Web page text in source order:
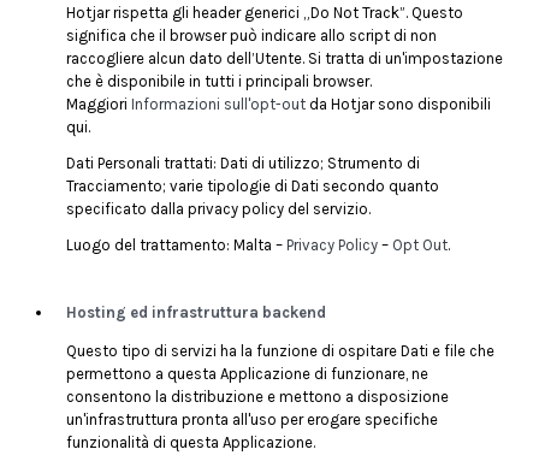
Hotjar rispetta gli header generici „Do Not Track”. Questo
significa che il browser può indicare allo script di non
raccogliere alcun dato dell’Utente. Si tratta di un'impostazione
che è disponibile in tutti i principali browser.
Maggiori Informazioni sull'opt-out da Hotjar sono disponibili
qui.
Dati Personali trattati: Dati di utilizzo; Strumento di
Tracciamento; varie tipologie di Dati secondo quanto
specificato dalla privacy policy del servizio.
Luogo del trattamento: Malta – Privacy Policy – Opt Out.
Hosting ed infrastruttura backend
Questo tipo di servizi ha la funzione di ospitare Dati e file che
permettono a questa Applicazione di funzionare, ne
consentono la distribuzione e mettono a disposizione
un'infrastruttura pronta all'uso per erogare specifiche
funzionalità di questa Applicazione.